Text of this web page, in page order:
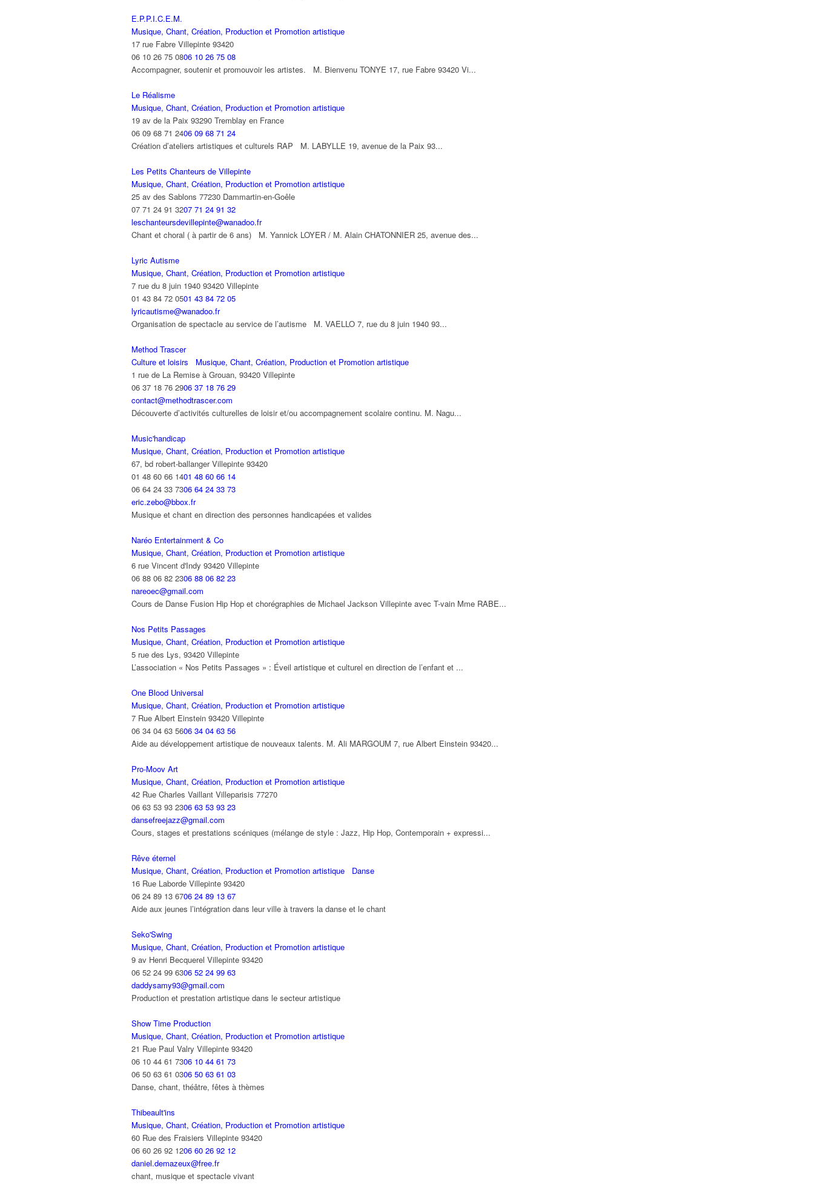
E.P.P.I.C.E.M.
Musique, Chant, Création, Production et Promotion artistique
17 rue Fabre Villepinte 93420
06 10 26 75 0806 10 26 75 08
Accompagner, soutenir et promouvoir les artistes. M. Bienvenu TONYE 17, rue Fabre 93420 Vi...
Le Réalisme
Musique, Chant, Création, Production et Promotion artistique
19 av de la Paix 93290 Tremblay en France
06 09 68 71 2406 09 68 71 24
Création d’ateliers artistiques et culturels RAP M. LABYLLE 19, avenue de la Paix 93...
Les Petits Chanteurs de Villepinte
Musique, Chant, Création, Production et Promotion artistique
25 av des Sablons 77230 Dammartin-en-Goêle
07 71 24 91 3207 71 24 91 32
leschanteursdevillepinte@wanadoo.fr
Chant et choral ( à partir de 6 ans) M. Yannick LOYER / M. Alain CHATONNIER 25, avenue des...
Lyric Autisme
Musique, Chant, Création, Production et Promotion artistique
7 rue du 8 juin 1940 93420 Villepinte
01 43 84 72 0501 43 84 72 05
lyricautisme@wanadoo.fr
Organisation de spectacle au service de l’autisme M. VAELLO 7, rue du 8 juin 1940 93...
Method Trascer
Culture et loisirs
Musique, Chant, Création, Production et Promotion artistique
1 rue de La Remise à Grouan, 93420 Villepinte
06 37 18 76 2906 37 18 76 29
contact@methodtrascer.com
Découverte d’activités culturelles de loisir et/ou accompagnement scolaire continu. M. Nagu...
Music'handicap
Musique, Chant, Création, Production et Promotion artistique
67, bd robert-ballanger Villepinte 93420
01 48 60 66 1401 48 60 66 14
06 64 24 33 7306 64 24 33 73
eric.zebo@bbox.fr
Musique et chant en direction des personnes handicapées et valides
Naréo Entertainment & Co
Musique, Chant, Création, Production et Promotion artistique
6 rue Vincent d'Indy 93420 Villepinte
06 88 06 82 2306 88 06 82 23
nareoec@gmail.com
Cours de Danse Fusion Hip Hop et chorégraphies de Michael Jackson Villepinte avec T-vain Mme RABE...
Nos Petits Passages
Musique, Chant, Création, Production et Promotion artistique
5 rue des Lys, 93420 Villepinte
L’association « Nos Petits Passages » : Éveil artistique et culturel en direction de l’enfant et ...
One Blood Universal
Musique, Chant, Création, Production et Promotion artistique
7 Rue Albert Einstein 93420 Villepinte
06 34 04 63 5606 34 04 63 56
Aide au développement artistique de nouveaux talents. M. Ali MARGOUM 7, rue Albert Einstein 93420...
Pro-Moov Art
Musique, Chant, Création, Production et Promotion artistique
42 Rue Charles Vaillant Villeparisis 77270
06 63 53 93 2306 63 53 93 23
dansefreejazz@gmail.com
Cours, stages et prestations scéniques (mélange de style : Jazz, Hip Hop, Contemporain + expressi...
Rêve éternel
Musique, Chant, Création, Production et Promotion artistique
Danse
16 Rue Laborde Villepinte 93420
06 24 89 13 6706 24 89 13 67
Aide aux jeunes l’intégration dans leur ville à travers la danse et le chant
Seko'Swing
Musique, Chant, Création, Production et Promotion artistique
9 av Henri Becquerel Villepinte 93420
06 52 24 99 6306 52 24 99 63
daddysamy93@gmail.com
Production et prestation artistique dans le secteur artistique
Show Time Production
Musique, Chant, Création, Production et Promotion artistique
21 Rue Paul Valry Villepinte 93420
06 10 44 61 7306 10 44 61 73
06 50 63 61 0306 50 63 61 03
Danse, chant, théâtre, fêtes à thèmes
Thibeault'ins
Musique, Chant, Création, Production et Promotion artistique
60 Rue des Fraisiers Villepinte 93420
06 60 26 92 1206 60 26 92 12
daniel.demazeux@free.fr
chant, musique et spectacle vivant